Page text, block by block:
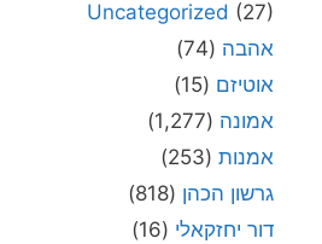
Uncategorized (27)
אהבה (74)
אוטיזם (15)
אמונה (1,277)
אמנות (253)
גרשון הכהן (818)
דור יחזקאלי (16)